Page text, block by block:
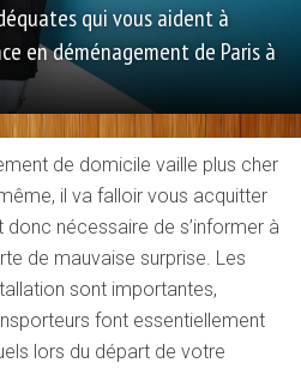
qui vous aident à
en déménagement de Paris à
de domicile vaille plus cher
il va falloir vous acquitter
nécessaire de s’informer à
de mauvaise surprise. Les
sont importantes,
font essentiellement
lors du départ de votre